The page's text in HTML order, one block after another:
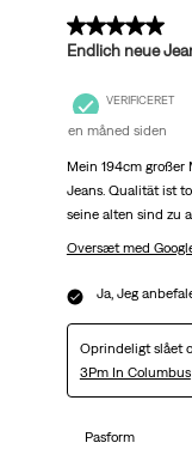
5 ud af 5
Endlich neue
VERIFICERET
en måned siden
Mein 194cm
Jeans. Qualität ist
seine alten sind zu
Oversæt med
Ja, Jeg
Oprindeligt slået
3Pm In Columbus
Pasform